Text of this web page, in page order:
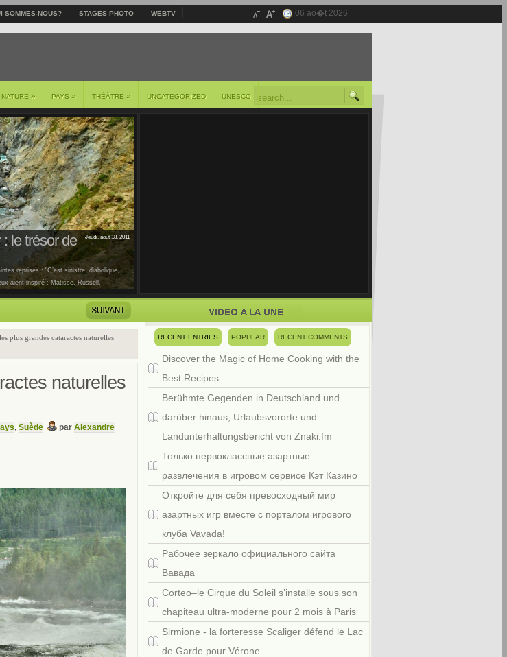
SOMMES-NOUS? STAGES PHOTO WEBTV 06 ao�t 2026
NATURE » PAYS » THÉÂTRE » UNCATEGORIZED UNESCO
Jeudi, août 18, 2011
le trésor de
reprises : "C’est sinistre, diabolique,
aient inspiré : Matisse, Russell,
plus grandes cataractes naturelles
naturelles
, Suède par Alexandre
RECENT ENTRIES POPULAR RECENT COMMENTS
Discover the Magic of Home Cooking with the
Best Recipes
Berühmte Gegenden in Deutschland und
darüber hinaus, Urlaubsvororte und
Landunterhaltungsbericht von Znaki.fm
Только первоклассные азартные
развлечения в игровом сервисе Кэт Казино
Откройте для себя превосходный мир
азартных игр вместе с порталом игрового
клуба Vavada!
Рабочее зеркало официального сайта
Вавада
Corteo–le Cirque du Soleil s’installe sous son
chapiteau ultra-moderne pour 2 mois à Paris
Sirmione - la forteresse Scaliger défend le Lac
de Garde pour Vérone